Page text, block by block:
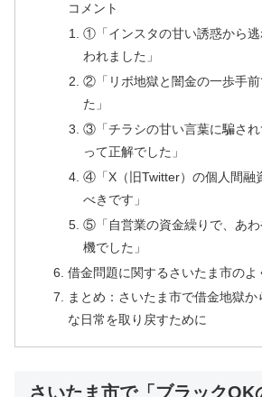
コメント
①「インスタの甘い誘惑から逃
われました」
②「リボ地獄と闇金の一歩手前
た」
③「チラシの甘い言葉に騙さ
って正解でした」
④「X（旧Twitter）の個人間融
べきです」
⑤「自営業の資金繰りで、あ
機でした」
借金問題に関するさいたま市のよ
まとめ：さいたま市で借金地獄
な日常を取り戻すために
さいたま市で「ブラックOK